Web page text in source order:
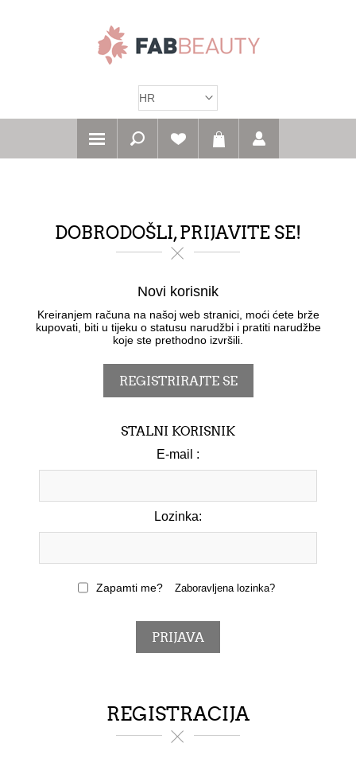
DOBRODOŠLI, PRIJAVITE SE!
Novi korisnik
Kreiranjem računa na našoj web stranici, moći ćete brže
kupovati, biti u tijeku o statusu narudžbi i pratiti narudžbe
koje ste prethodno izvršili.
STALNI KORISNIK
E-mail :
Lozinka:
Zapamti me? Zaboravljena lozinka?
REGISTRACIJA